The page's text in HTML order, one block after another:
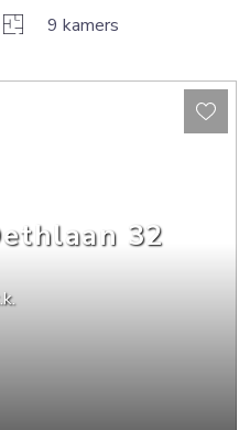
9 kamers
32